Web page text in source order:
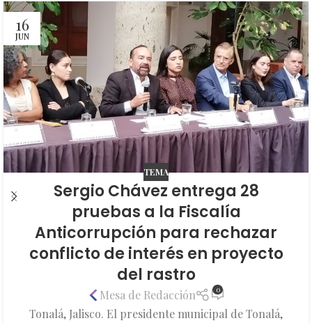
16
JUN
TEMA
Sergio Chávez entrega 28
pruebas a la Fiscalía
Anticorrupción para rechazar
conflicto de interés en proyecto
del rastro
Mesa de Redacción 0
Tonalá, Jalisco. El presidente municipal de Tonalá,